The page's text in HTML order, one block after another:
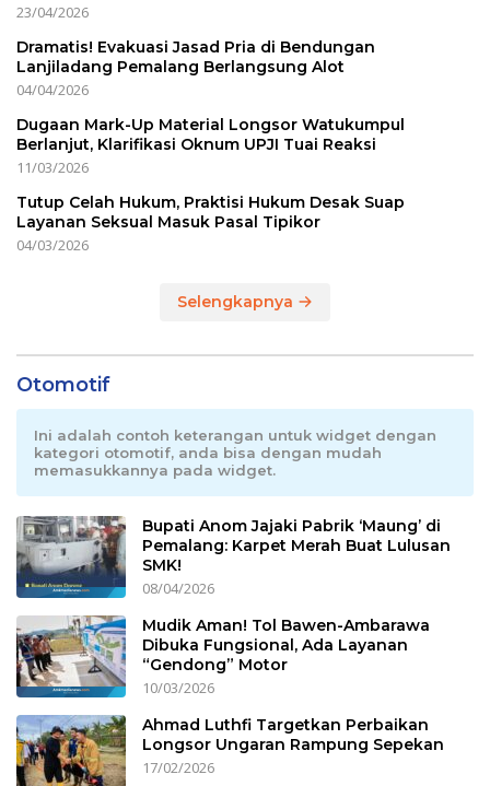
23/04/2026
Dramatis! Evakuasi Jasad Pria di Bendungan
Lanjiladang Pemalang Berlangsung Alot
04/04/2026
Dugaan Mark-Up Material Longsor Watukumpul
Berlanjut, Klarifikasi Oknum UPJI Tuai Reaksi
11/03/2026
Tutup Celah Hukum, Praktisi Hukum Desak Suap
Layanan Seksual Masuk Pasal Tipikor
04/03/2026
Selengkapnya
Otomotif
Ini adalah contoh keterangan untuk widget dengan
kategori otomotif, anda bisa dengan mudah
memasukkannya pada widget.
Bupati Anom Jajaki Pabrik ‘Maung’ di
Pemalang: Karpet Merah Buat Lulusan
SMK!
08/04/2026
Mudik Aman! Tol Bawen-Ambarawa
Dibuka Fungsional, Ada Layanan
“Gendong” Motor
10/03/2026
Ahmad Luthfi Targetkan Perbaikan
Longsor Ungaran Rampung Sepekan
17/02/2026